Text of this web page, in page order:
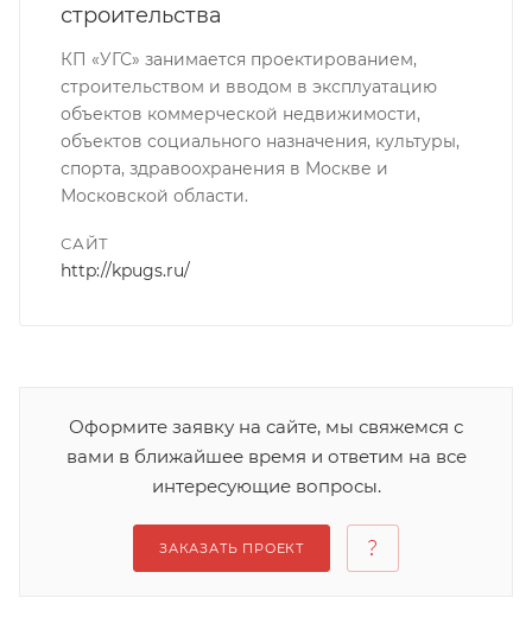
строительства
КП «УГС» занимается проектированием,
строительством и вводом в эксплуатацию
объектов коммерческой недвижимости,
объектов социального назначения, культуры,
спорта, здравоохранения в Москве и
Московской области.
САЙТ
http://kpugs.ru/
Оформите заявку на сайте, мы свяжемся с
вами в ближайшее время и ответим на все
интересующие вопросы.
ЗАКАЗАТЬ ПРОЕКТ